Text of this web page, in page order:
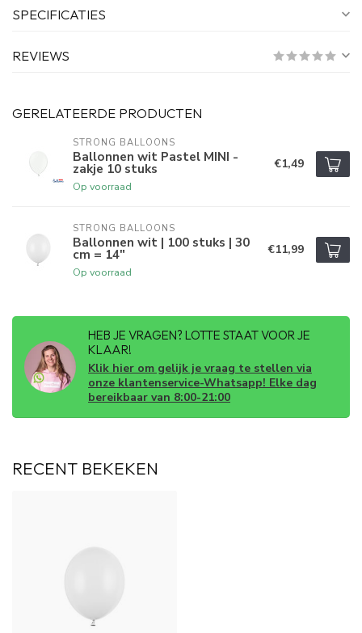
SPECIFICATIES
REVIEWS
GERELATEERDE PRODUCTEN
STRONG BALLOONS
Ballonnen wit Pastel MINI -
zakje 10 stuks
Op voorraad
€1,49
STRONG BALLOONS
Ballonnen wit | 100 stuks | 30
cm = 14"
Op voorraad
€11,99
HEB JE VRAGEN? LOTTE STAAT VOOR JE
KLAAR!
Klik hier om gelijk je vraag te stellen via
onze klantenservice-Whatsapp! Elke dag
bereikbaar van 8:00-21:00
RECENT BEKEKEN